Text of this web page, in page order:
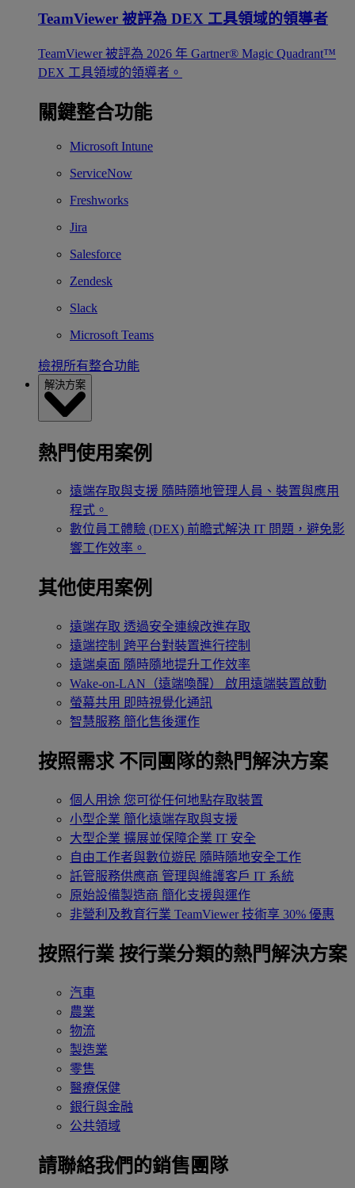
TeamViewer 被評為 DEX 工具領域的領導者
TeamViewer 被評為 2026 年 Gartner® Magic Quadrant™
DEX 工具領域的領導者。
關鍵整合功能
Microsoft Intune
ServiceNow
Freshworks
Jira
Salesforce
Zendesk
Slack
Microsoft Teams
檢視所有整合功能
解決方案
熱門使用案例
遠端存取與支援 隨時隨地管理人員、裝置與應用
程式。
數位員工體驗 (DEX) 前瞻式解決 IT 問題，避免影
響工作效率。
其他使用案例
遠端存取 透過安全連線改進存取
遠端控制 跨平台對裝置進行控制
遠端桌面 隨時隨地提升工作效率
Wake-on-LAN（遠端喚醒）
啟用遠端裝置啟動
螢幕共用 即時視覺化通訊
智慧服務 簡化售後運作
按照需求 不同團隊的熱門解決方案
個人用途 您可從任何地點存取裝置
小型企業 簡化遠端存取與支援
大型企業 擴展並保障企業 IT 安全
自由工作者與數位遊民 隨時隨地安全工作
託管服務供應商 管理與維護客戶 IT 系統
原始設備製造商 簡化支援與運作
非營利及教育行業 TeamViewer 技術享 30% 優惠
按照行業 按行業分類的熱門解決方案
汽車
農業
物流
製造業
零售
醫療保健
銀行與金融
公共領域
請聯絡我們的銷售團隊